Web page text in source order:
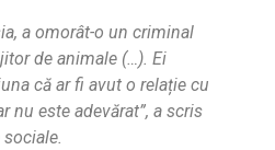
a omorât-o un criminal
de animale (…). Ei
că ar fi avut o relație cu
nu este adevărat”, a scris